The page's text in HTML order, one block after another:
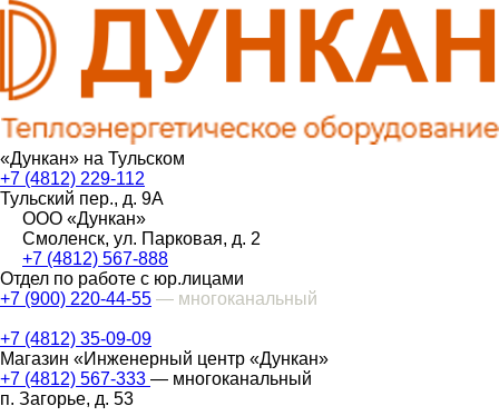
«Дункан» на Тульском
+7 (4812) 229-112
Тульский пер., д. 9А
ООО «Дункан»
Смоленск, ул. Парковая, д. 2
+7 (4812) 567-888
Отдел по работе с юр.лицами
+7 (900) 220-44-55 — многоканальный
+7 (4812) 35-09-09
Магазин «Инженерный центр «Дункан»
+7 (4812) 567-333 — многоканальный
п. Загорье, д. 53